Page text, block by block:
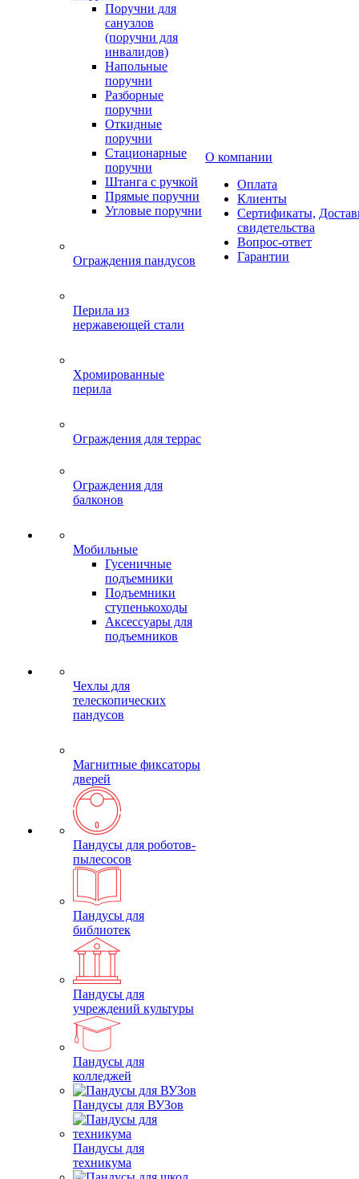
Поручни для
санузлов
(поручни для
инвалидов)
Напольные
поручни
Разборные
поручни
Откидные
поручни
Стационарные
поручни
Штанга с ручкой
Прямые поручни
Угловые поручни
Ограждения пандусов
Перила из
нержавеющей стали
Хромированные
перила
Ограждения для террас
Ограждения для
балконов
Мобильные
Гусеничные
подъемники
Подъемники
ступенькоходы
Аксессуары для
подъемников
Чехлы для
телескопических
пандусов
Магнитные фиксаторы
дверей
Пандусы для роботов-
пылесосов
Пандусы для
библиотек
Пандусы для
учреждений культуры
Пандусы для
колледжей
Пандусы для ВУЗов
Пандусы для
техникума
О компании
Оплата
Клиенты
Сертификаты,
свидетельства
Вопрос-ответ
Гарантии